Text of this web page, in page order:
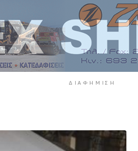
ΔΙΑΦΉΜΙΣΗ